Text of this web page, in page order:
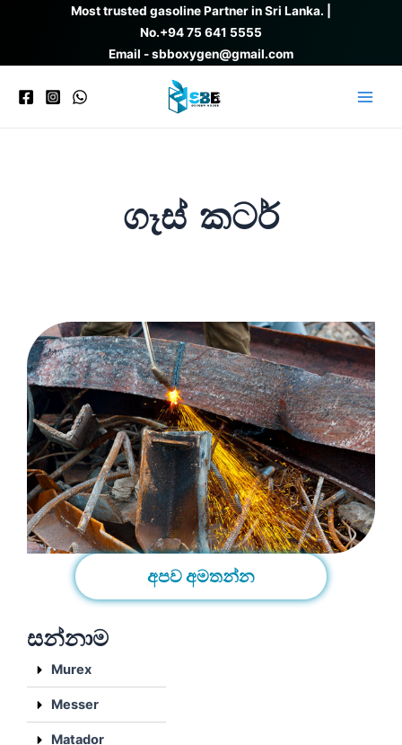
Most trusted gasoline Partner in Sri Lanka. |
No.+94 75 641 5555
Email - sbboxygen@gmail.com
ගෑස් කටර්
අපව අමතන්න
සන්නාම
Murex
Messer
Matador